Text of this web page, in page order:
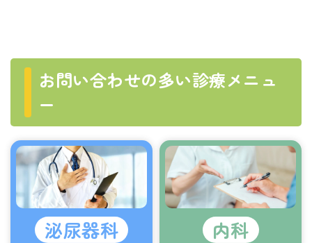
お問い合わせの多い診療メニュ
ー
泌尿器科 内科